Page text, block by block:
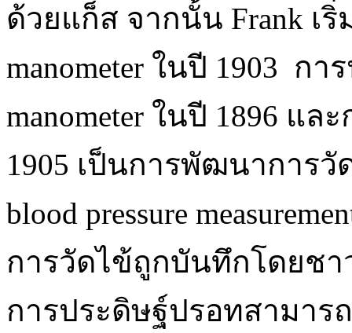
ด้วยแก็ส จากนั้น Frank เ
manometer ในปี 1903 กา
manometer ในปี 1896 แล
1905 เป็นการพัฒนาการ
blood pressure
การวัดไข้ถูกบันทึกโดยชา
การประดิษฐ์ปรอทสามารถ